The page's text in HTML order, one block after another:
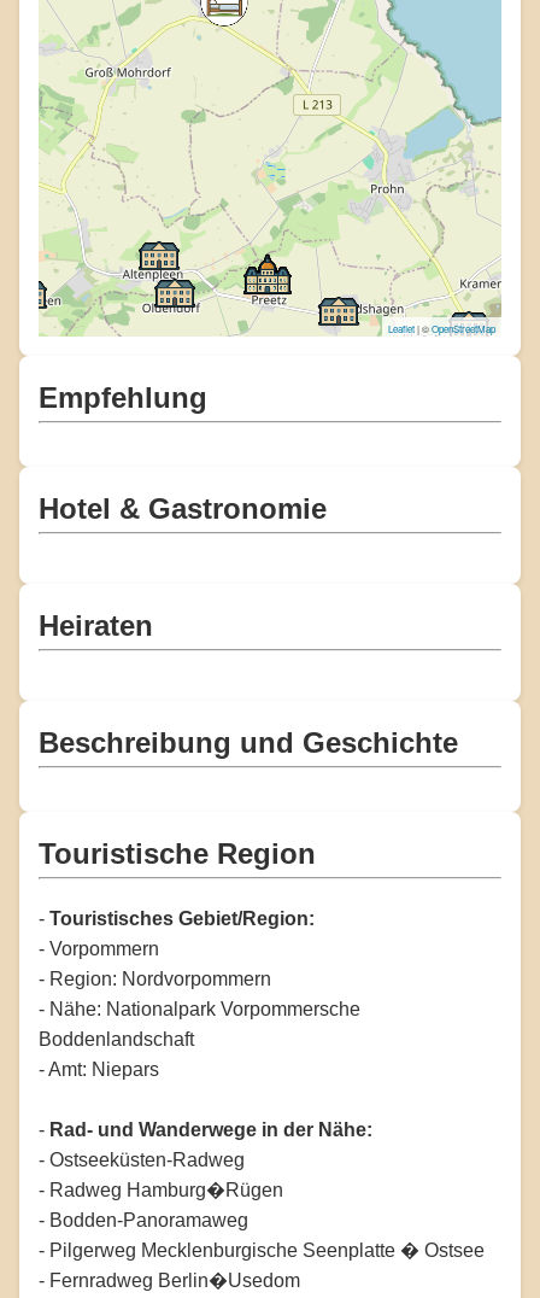
Leaflet| ©OpenStreetMap
Empfehlung
Hotel & Gastronomie
Heiraten
Beschreibung und Geschichte
Touristische Region
- Touristisches Gebiet/Region:
- Vorpommern
- Region: Nordvorpommern
- Nähe: Nationalpark Vorpommersche
Boddenlandschaft
- Amt: Niepars
- Rad- und Wanderwege in der Nähe:
- Ostseeküsten-Radweg
- Radweg Hamburg�Rügen
- Bodden-Panoramaweg
- Pilgerweg Mecklenburgische Seenplatte � Ostsee
- Fernradweg Berlin�Usedom